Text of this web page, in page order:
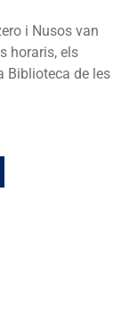
i Nusos van
horaris, els
Biblioteca de les